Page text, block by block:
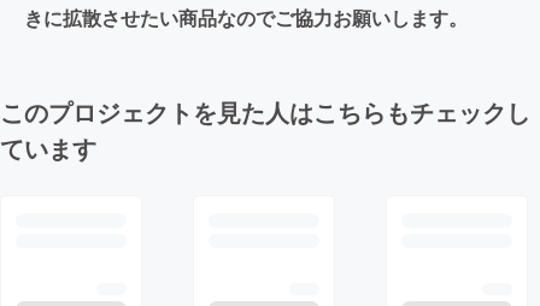
きに拡散させたい商品なのでご協力お願いします。
このプロジェクトを見た人はこちらもチェックし
ています